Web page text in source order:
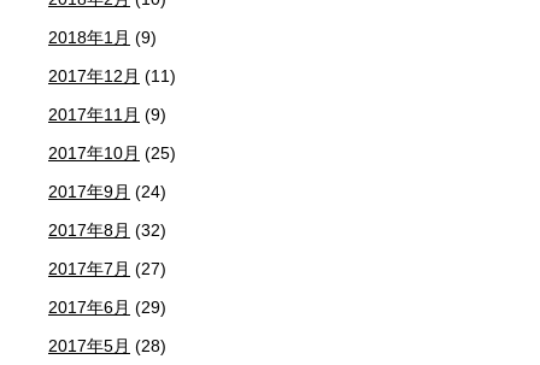
2018年1月 (9)
2017年12月 (11)
2017年11月 (9)
2017年10月 (25)
2017年9月 (24)
2017年8月 (32)
2017年7月 (27)
2017年6月 (29)
2017年5月 (28)